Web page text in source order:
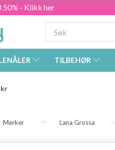
50% - Klikk her
TILBEHØR
kr
Merker Lana Grossa